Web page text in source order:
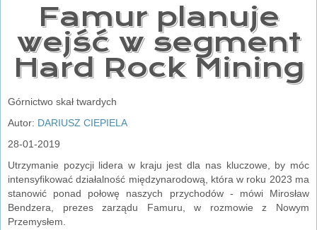
Famur planuje
wejść w segment
Hard Rock Mining
Górnictwo skał twardych
Autor: DARIUSZ CIEPIELA
28-01-2019
Utrzymanie pozycji lidera w kraju jest dla nas kluczowe, by móc
intensyfikować działalność międzynarodową, która w roku 2023 ma
stanowić ponad połowę naszych przychodów - mówi Mirosław
Bendzera, prezes zarządu Famuru, w rozmowie z Nowym
Przemysłem.